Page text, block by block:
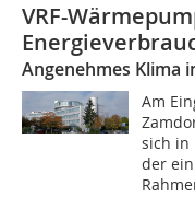
VRF-
Angenehmes Klima
Am
sich in
der